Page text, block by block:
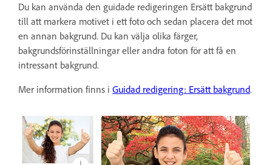
Du kan använda den guidade redigeringen Ersätt bakgrund
till att markera motivet i ett foto och sedan placera det mot
en annan bakgrund. Du kan välja olika färger,
bakgrundsförinställningar eller andra foton för att få en
intressant bakgrund.
Mer information finns i Guidad redigering: Ersätt bakgrund.